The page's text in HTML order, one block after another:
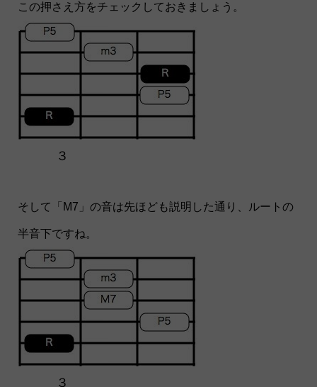
この押さえ方をチェックしておきましょう。
３
そして「M7」の音は先ほども説明した通り、ルートの
半音下ですね。
３